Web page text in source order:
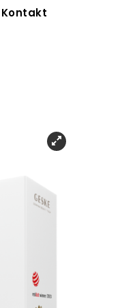
Kontakt